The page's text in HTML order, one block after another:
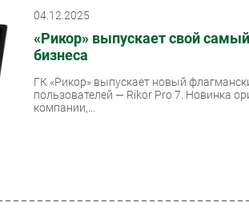
04.12.2025
«Рикор» выпускает свой
бизнеса
ГК «Рикор» выпускает новый
пользователей — Rikor Pro 7. Новинка
компании,...